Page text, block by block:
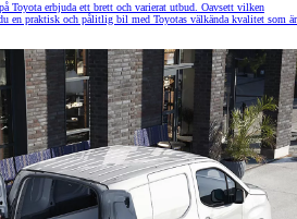
Toyota erbjuda ett brett och varierat utbud. Oavsett vilken
en praktisk och pålitlig bil med Toyotas välkända kvalitet som är